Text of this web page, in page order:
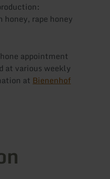
honey, rape honey
appointment
at various weekly
at Bienenhof